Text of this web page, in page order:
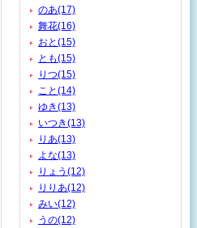
のあ(17)
舞花(16)
おと(15)
とも(15)
りつ(15)
こと(14)
ゆき(13)
いつき(13)
りあ(13)
よな(13)
りょう(12)
りりあ(12)
みい(12)
うの(12)